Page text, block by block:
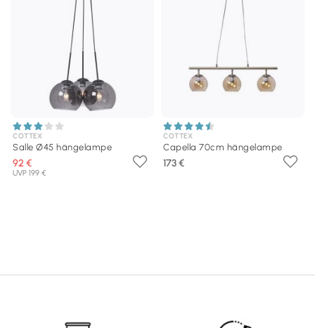
COTTEX
Salle Ø45 hängelampe
92 €
UVP 199 €
COTTEX
Capella 70cm hängelampe
173 €